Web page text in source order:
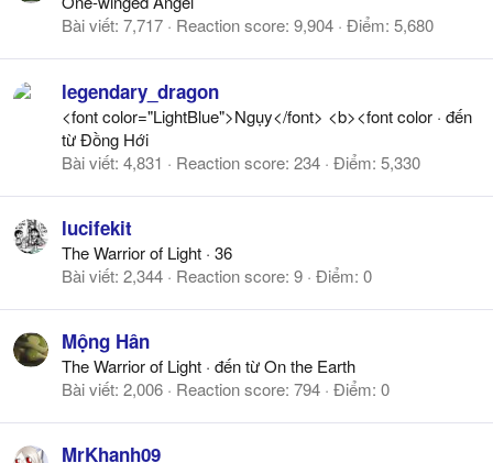
Bài viết 7,717 Reaction score 9,904 Điểm 5,680
legendary_dragon
<font color="LightBlue">Ngụy</font> <b><font color · đến
từĐồng Hới
Bài viết 4,831 Reaction score 234 Điểm 5,330
lucifekit
The Warrior of Light · 36
Bài viết 2,344 Reaction score 9 Điểm 0
Mộng Hân
The Warrior of Light · đến từOn the Earth
Bài viết 2,006 Reaction score 794 Điểm 0
MrKhanh09